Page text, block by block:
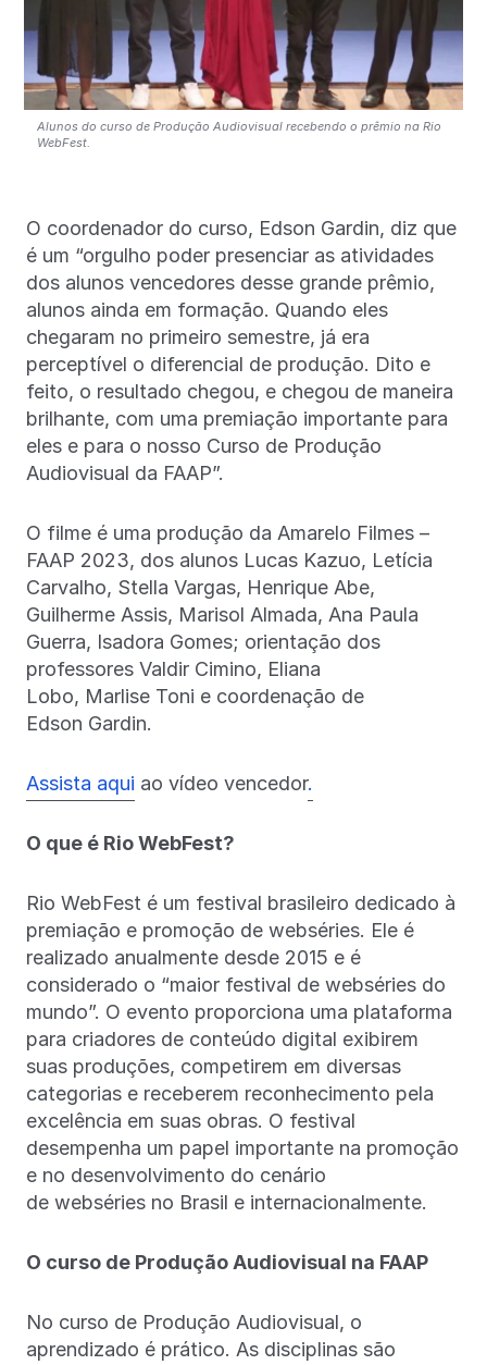
Alunos do curso de Produção Audiovisual recebendo o prêmio na Rio
WebFest.
O coordenador do curso, Edson Gardin, diz que
é um “orgulho poder presenciar as atividades
dos alunos vencedores desse grande prêmio,
alunos ainda em formação. Quando eles
chegaram no primeiro semestre, já era
perceptível o diferencial de produção. Dito e
feito, o resultado chegou, e chegou de maneira
brilhante, com uma premiação importante para
eles e para o nosso Curso de Produção
Audiovisual da FAAP”.
O filme é uma produção da Amarelo Filmes –
FAAP 2023, dos alunos Lucas Kazuo, Letícia
Carvalho, Stella Vargas, Henrique Abe,
Guilherme Assis, Marisol Almada, Ana Paula
Guerra, Isadora Gomes; orientação dos
professores Valdir Cimino, Eliana
Lobo, Marlise Toni e coordenação de
Edson Gardin.
Assista aqui ao vídeo vencedor.
O que é Rio WebFest?
Rio WebFest é um festival brasileiro dedicado à
premiação e promoção de webséries. Ele é
realizado anualmente desde 2015 e é
considerado o “maior festival de webséries do
mundo”. O evento proporciona uma plataforma
para criadores de conteúdo digital exibirem
suas produções, competirem em diversas
categorias e receberem reconhecimento pela
excelência em suas obras. O festival
desempenha um papel importante na promoção
e no desenvolvimento do cenário
de webséries no Brasil e internacionalmente.
O curso de Produção Audiovisual na FAAP
No curso de Produção Audiovisual, o
aprendizado é prático. As disciplinas são